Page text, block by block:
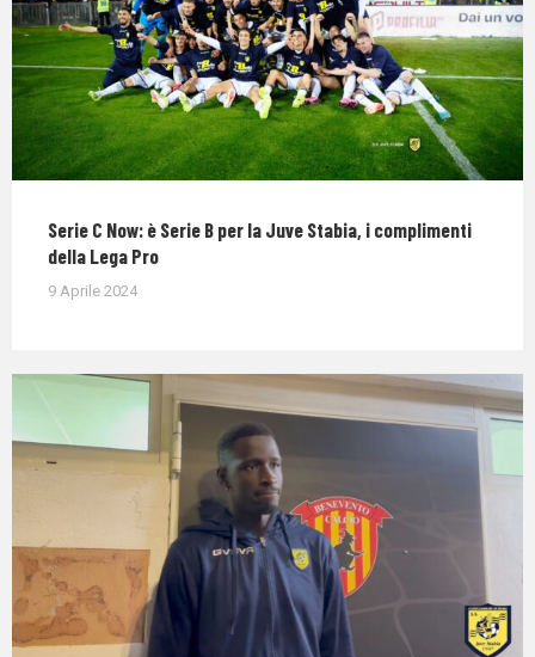
Serie C Now: è Serie B per la Juve Stabia, i complimenti
della Lega Pro
9 Aprile 2024